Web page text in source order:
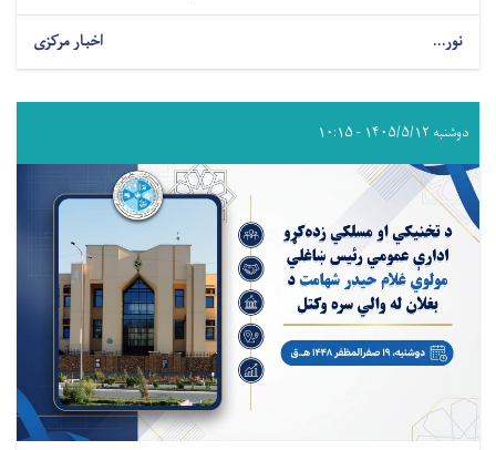
نور... اخبار مرکزی
دوشنبه ۱۴۰۵/۵/۱۲ - ۱۰:۱۵